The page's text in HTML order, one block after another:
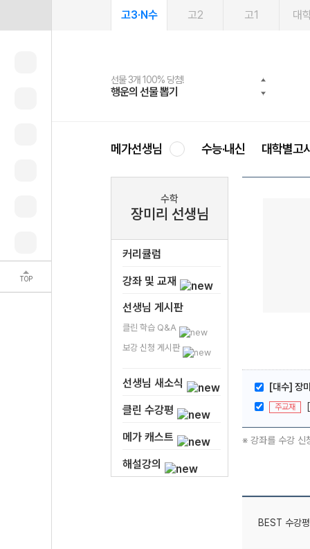
TOP
고3·N수 고2 고1 대
선물 3개 100% 당첨!
행운의 선물 뽑기
선물 100% 증정!
메가스터디 X 올리브
여름방학 스터디 캐시백
메가런 썸머스쿨
2027 러셀 단과
강사 공개선발
스마트러닝앱
설문 EVENT
메가패스
3일 무료 체험권
메가패스 수강생 무료혜택!
메가클럽 멤버십
사회공헌 캠페인
희망이룸 메가나눔
메가선생님 수능·내신 대학별고
수학
장미리 선생님
커리큘럼
강좌 및 교재
선생님 게시판
클린 학습 Q&A
보강 신청 게시판
선생님 새소식
클린 수강평
메가 캐스트
해설강의
[대수] 장
주교재
※ 강좌를 수강 신
BEST 수강평